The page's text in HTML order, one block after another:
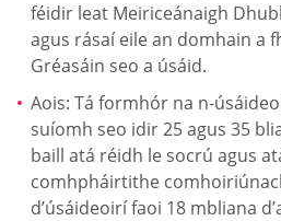
féidir leat Meiriceánaigh
agus rásaí eile an domhain a
Gréasáin seo a úsáid.
Aois: Tá formhór na n-
suíomh seo idir 25 agus 35
baill atá réidh le socrú agus
comhpháirtithe
d’úsáideoirí faoi 18 mbliana